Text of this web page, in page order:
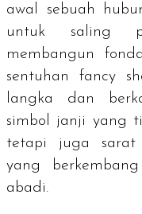
awal sebuah
untuk saling
membangun
sentuhanfancy
langka dan
simbol janji yang
tetapi juga sarat
yang
abadi.